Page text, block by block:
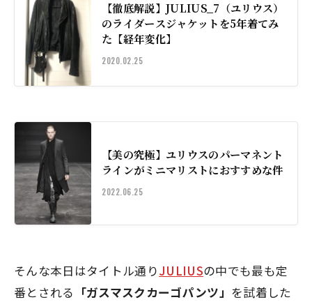
【徹底解説】JULIUS_7（ユリウス）
のライダースジャケットを5年着てみ
た【経年変化】
2020.02.25
【美の究極】ユリウスのパーマネント
ラインがミニマリストにおすすめな件
2022.06.25
そんな本日はタイトル通りJULIUSの中でも最も定
番とされる 「ガスマスクカーゴパンツ」 を試着した